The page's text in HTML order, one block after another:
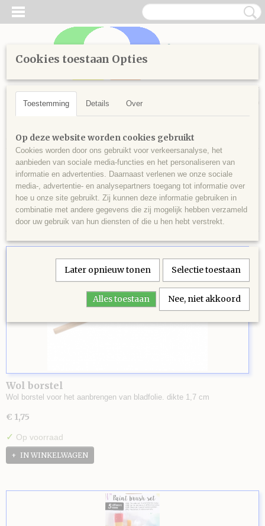
Inloggen Registreren
UW WINKELWAGEN
Home >Knutselen> Schilderen>Benodigdheden
Benodigdheden
Sorteer op:
Wol borstel
Wol borstel voor het aanbrengen van bladfolie. dikte 1,7 cm
€ 1,75
✓ Op voorraad
IN WINKELWAGEN
Cookies toestaan Opties
Toestemming Details Over
Op deze website worden cookies gebruikt
Cookies worden door ons gebruikt voor verkeersanalyse, het
aanbieden van sociale media-functies en het personaliseren van
informatie en advertenties. Daarnaast verlenen we onze sociale
media-, advertentie- en analysepartners toegang tot informatie over
hoe u onze site gebruikt. Zij kunnen deze informatie gebruiken in
combinatie met andere gegevens die zij mogelijk hebben verzameld
door uw gebruik van hun diensten of die u hen hebt verstrekt.
Later opnieuw tonen Selectie toestaan
Alles toestaan Nee, niet akkoord